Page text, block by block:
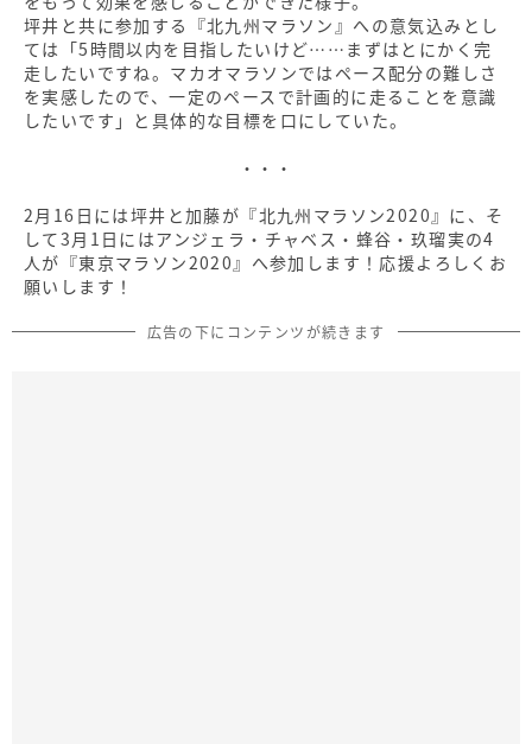
坪井と共に参加する『北九州マラソン』への意気込みとし
ては「5時間以内を目指したいけど……まずはとにかく完
走したいですね。マカオマラソンではペース配分の難しさ
を実感したので、一定のペースで計画的に走ることを意識
したいです」と具体的な目標を口にしていた。
・・・
2月16日には坪井と加藤が『北九州マラソン2020』に、そ
して3月1日にはアンジェラ・チャベス・蜂谷・玖瑠実の4
人が『東京マラソン2020』へ参加します！応援よろしくお
願いします！
広告の下にコンテンツが続きます